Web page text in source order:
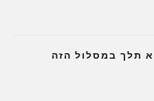
תלך במסלול הזה